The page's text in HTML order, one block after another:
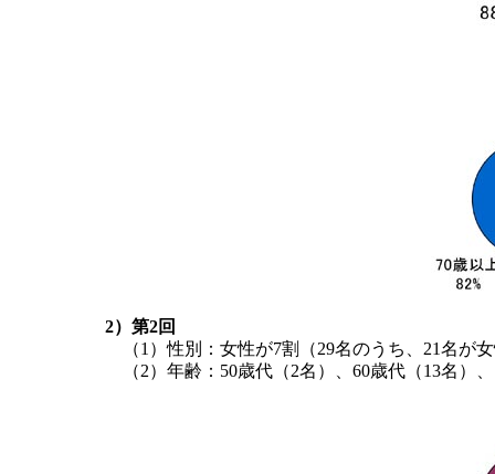
2）第2回
（1）性別：女性が7割（29名のうち、21名が
（2）年齢：50歳代（2名）、60歳代（13名）